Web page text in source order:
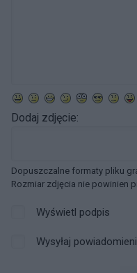
Dodaj zdjęcie:
Dopuszczalne formaty pliku
Rozmiar zdjęcia nie powinien
Wyświetl podpis
Wysyłaj